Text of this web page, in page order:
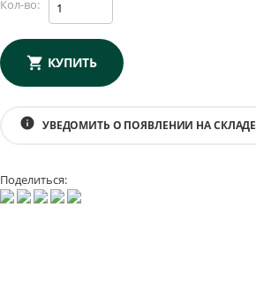
Кол-во:
КУПИТЬ
info УВЕДОМИТЬ О ПОЯВЛЕНИИ НА СКЛАДЕ
Поделиться: